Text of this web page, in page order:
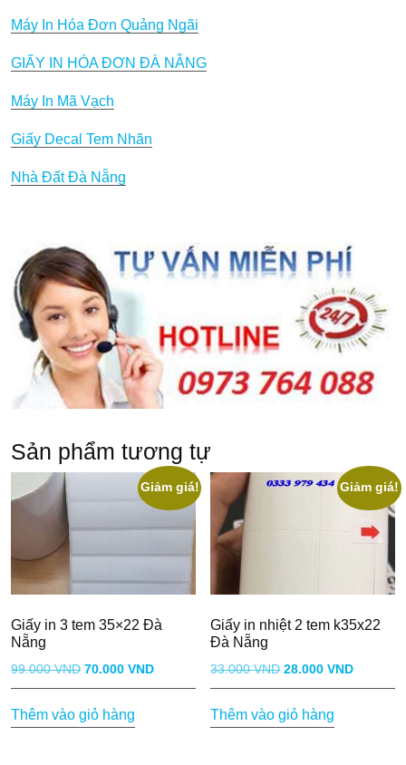
Máy In Hóa Đơn Quảng Ngãi
GIẤY IN HÓA ĐƠN ĐÀ NẴNG
Máy In Mã Vạch
Giấy Decal Tem Nhãn
Nhà Đất Đà Nẵng
Sản phẩm tương tự
Giảm giá!
Giấy in 3 tem 35×22 Đà
Nẵng
99.000VND Giá
gốc
là:
70.000 VNDGiá
hiện
Thêm vào giỏ hàng
Giảm giá!
Giấy in nhiệt 2 tem k35x22
Đà Nẵng
33.000VND Giá
gốc
là:
28.000VNDGiá
hiện
Thêm vào giỏ hàng